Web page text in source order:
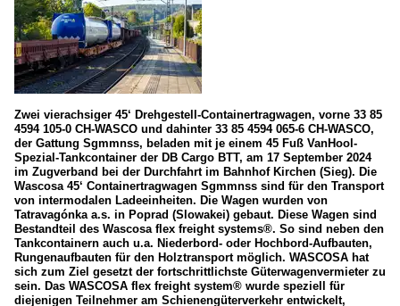
Zwei vierachsiger 45‘ Drehgestell-Containertragwagen, vorne 33 85
4594 105-0 CH-WASCO und dahinter 33 85 4594 065-6 CH-WASCO,
der Gattung Sgmmnss, beladen mit je einem 45 Fuß VanHool-
Spezial-Tankcontainer der DB Cargo BTT, am 17 September 2024
im Zugverband bei der Durchfahrt im Bahnhof Kirchen (Sieg). Die
Wascosa 45‘ Containertragwagen Sgmmnss sind für den Transport
von intermodalen Ladeeinheiten. Die Wagen wurden von
Tatravagónka a.s. in Poprad (Slowakei) gebaut. Diese Wagen sind
Bestandteil des Wascosa flex freight systems®. So sind neben den
Tankcontainern auch u.a. Niederbord- oder Hochbord-Aufbauten,
Rungenaufbauten für den Holztransport möglich. WASCOSA hat
sich zum Ziel gesetzt der fortschrittlichste Güterwagenvermieter zu
sein. Das WASCOSA flex freight system® wurde speziell für
diejenigen Teilnehmer am Schienengüterverkehr entwickelt,